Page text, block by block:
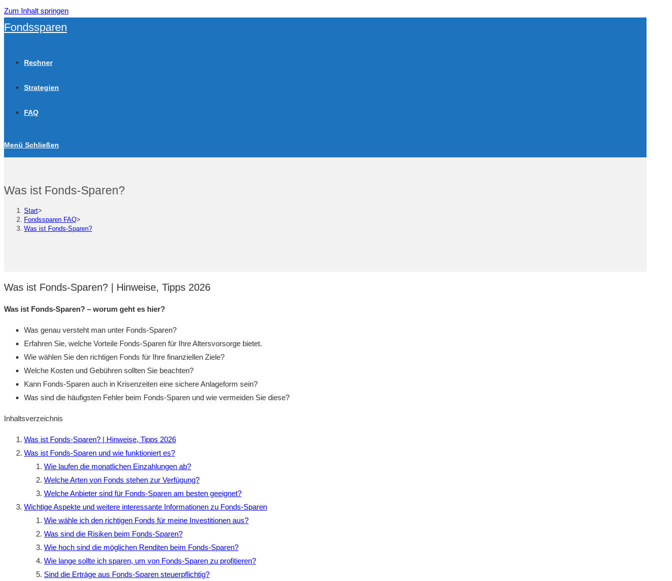
Zum Inhalt springen
Fondssparen
Rechner
Strategien
FAQ
Menü Schließen
Was ist Fonds-Sparen?
Start>
Fondssparen FAQ>
Was ist Fonds-Sparen?
Was ist Fonds-Sparen? | Hinweise, Tipps 2026
Was ist Fonds-Sparen? – worum geht es hier?
Was genau versteht man unter Fonds-Sparen?
Erfahren Sie, welche Vorteile Fonds-Sparen für Ihre Altersvorsorge bietet.
Wie wählen Sie den richtigen Fonds für Ihre finanziellen Ziele?
Welche Kosten und Gebühren sollten Sie beachten?
Kann Fonds-Sparen auch in Krisenzeiten eine sichere Anlageform sein?
Was sind die häufigsten Fehler beim Fonds-Sparen und wie vermeiden Sie diese?
Inhaltsverzeichnis
Was ist Fonds-Sparen? | Hinweise, Tipps 2026
Was ist Fonds-Sparen und wie funktioniert es?
Wie laufen die monatlichen Einzahlungen ab?
Welche Arten von Fonds stehen zur Verfügung?
Welche Anbieter sind für Fonds-Sparen am besten geeignet?
Wichtige Aspekte und weitere interessante Informationen zu Fonds-Sparen
Wie wähle ich den richtigen Fonds für meine Investitionen aus?
Was sind die Risiken beim Fonds-Sparen?
Wie hoch sind die möglichen Renditen beim Fonds-Sparen?
Wie lange sollte ich sparen, um von Fonds-Sparen zu profitieren?
Sind die Erträge aus Fonds-Sparen steuerpflichtig?